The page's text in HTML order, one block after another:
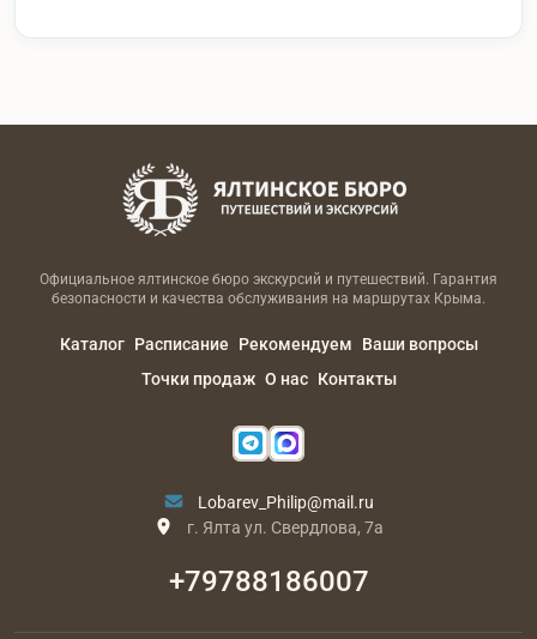
Официальное ялтинское бюро экскурсий и путешествий. Гарантия
безопасности и качества обслуживания на маршрутах Крыма.
Каталог Расписание Рекомендуем
Ваши вопросы
Точки продаж О нас Контакты
Lobarev_Philip@mail.ru
г. Ялта ул. Свердлова, 7а
+79788186007